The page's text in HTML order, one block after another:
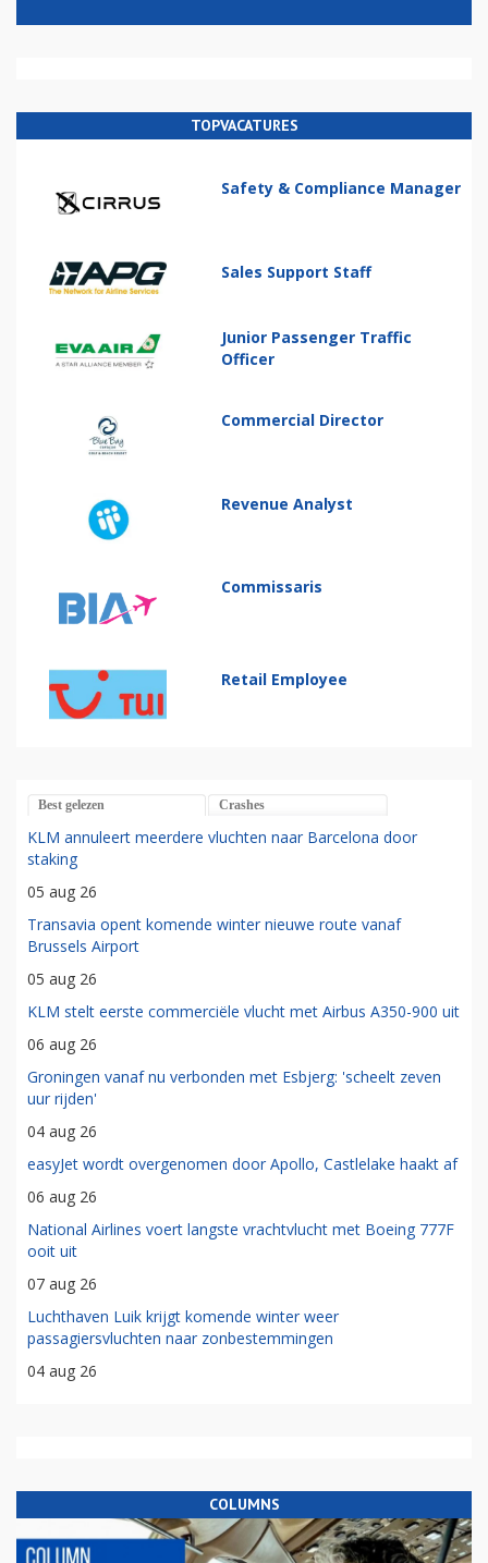
TOPVACATURES
Safety & Compliance Manager
Sales Support Staff
Junior Passenger Traffic
Officer
Commercial Director
Revenue Analyst
Commissaris
Retail Employee
Best gelezen Crashes
KLM annuleert meerdere vluchten naar Barcelona door
staking
05 aug 26
Transavia opent komende winter nieuwe route vanaf
Brussels Airport
05 aug 26
KLM stelt eerste commerciële vlucht met Airbus A350-900 uit
06 aug 26
Groningen vanaf nu verbonden met Esbjerg: 'scheelt zeven
uur rijden'
04 aug 26
easyJet wordt overgenomen door Apollo, Castlelake haakt af
06 aug 26
National Airlines voert langste vrachtvlucht met Boeing 777F
ooit uit
07 aug 26
Luchthaven Luik krijgt komende winter weer
passagiersvluchten naar zonbestemmingen
04 aug 26
COLUMNS